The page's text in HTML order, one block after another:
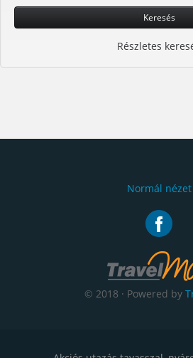
Keresés
Részletes
Normál nézet
© 2018 · Powered by